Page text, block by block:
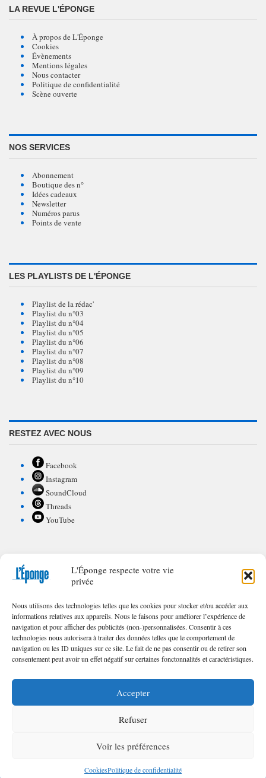
L'Éponge respecte votre vie
privée
Nous utilisons des technologies telles que les cookies pour stocker et/ou accéder aux
informations relatives aux appareils. Nous le faisons pour améliorer l’expérience de
navigation et pour afficher des publicités (non-)personnalisées. Consentir à ces
technologies nous autorisera à traiter des données telles que le comportement de
navigation ou les ID uniques sur ce site. Le fait de ne pas consentir ou de retirer son
consentement peut avoir un effet négatif sur certaines fonctonnalités et caractéristiques.
Accepter
Refuser
Voir les préférences
CookiesPoli­tique de confi­den­tia­lité
LA REVUE L'ÉPONGE
À propos de L'Éponge
Cookies
Évènements
Mentions légales
Nous contacter
Politique de confidentialité
Scène ouverte
NOS SERVICES
Abonnement
Boutique des n°
Idées cadeaux
Newsletter
Numéros parus
Points de vente
LES PLAYLISTS DE L'ÉPONGE
Playlist de la rédac'
Playlist du n°03
Playlist du n°04
Playlist du n°05
Playlist du n°06
Playlist du n°07
Playlist du n°08
Playlist du n°09
Playlist du n°10
RESTEZ AVEC NOUS
Facebook
Instagram
SoundCloud
Threads
YouTube
POUR CONTRIBUER À L'ÉPONGE
Appel à textes/illustrations
FAQ de nos appels